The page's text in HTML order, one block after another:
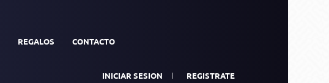
REGALOS CONTACTO
INICIAR SESION REGISTRATE